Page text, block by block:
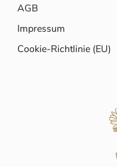
AGB
Impressum
Cookie-Richtlinie (EU)